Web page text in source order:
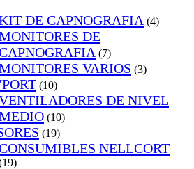
DE CAPNOGRAFIA (4)
DE
(7)
VARIOS (3)
(10)
DE NIVEL
(10)
(19)
NELLCORT